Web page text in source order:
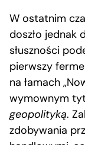
W ostatnim
doszło jednak
słuszności
pierwszy
na łamach
wymownym
geopolityką.
zdobywania